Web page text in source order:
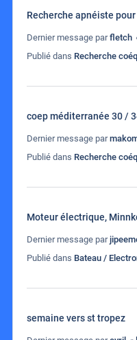
Recherche apnéiste
Dernier message parfletch
Publié dans Recherche
coep méditerranée 30 /
Dernier message par
Publié dans Recherche
Moteur électrique,
Dernier message par
Publié dans Bateau /
semaine vers st tropez